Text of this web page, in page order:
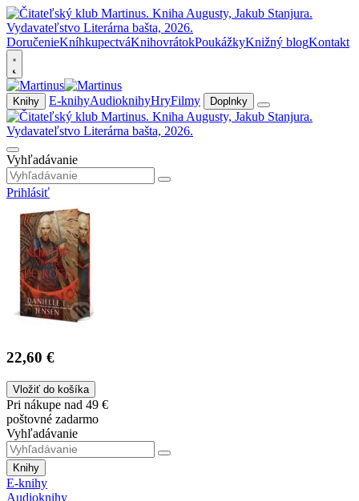
DoručenieKníhkupectváKnihovrátokPoukážkyKnižný blogKontakt
Knihy E-knihyAudioknihyHryFilmy Doplnky
Vyhľadávanie
Prihlásiť
22,60 €
Vložiť do košíka
Pri nákupe nad 49 €
poštovné zadarmo
Vyhľadávanie
Knihy
E-knihy
Audioknihy